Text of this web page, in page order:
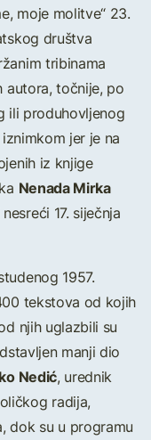
moje molitve“ 23.
društva
tribinama
autora, točnije, po
ili produhovljenog
jer je na
iz knjige
Nenada Mirka
17. siječnja
1957.
tekstova od kojih
njih uglazbili su
manji dio
Nedić, urednik
radija,
dok su u programu